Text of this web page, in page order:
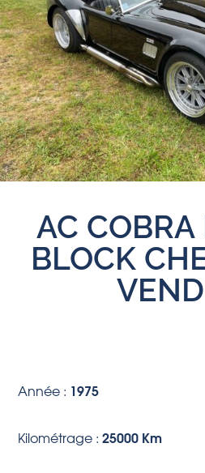
AC COBRA
BLOCK
Année : 1975
Kilométrage :25000 Km